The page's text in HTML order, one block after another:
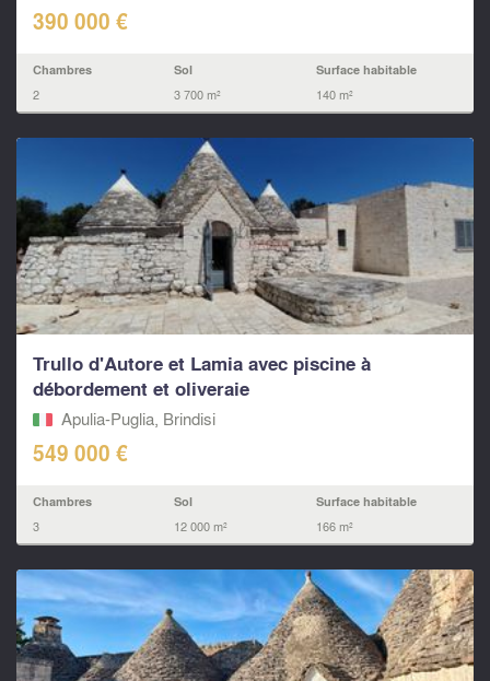
390 000 €
Chambres
2
Sol
3 700 m²
Surface habitable
140 m²
Trullo d'Autore et Lamia avec piscine à
débordement et oliveraie
Apulia-Puglia, Brindisi
549 000 €
Chambres
3
Sol
12 000 m²
Surface habitable
166 m²